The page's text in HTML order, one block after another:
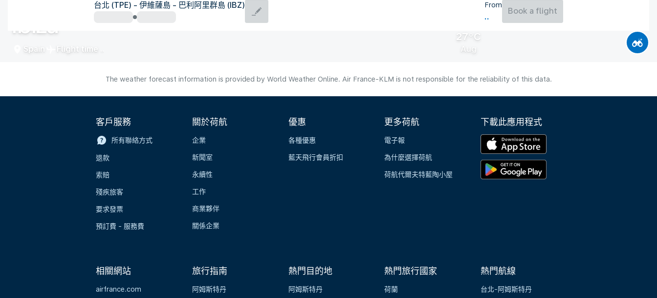
Ibiza
Spain Flight time
27°C
Aug
台北 (TPE) - 伊維薩島 - 巴利阿里群島 (IBZ) From
Book a flight
The weather forecast information is provided by World Weather Online. Air France-KLM is not responsible for the reliability of this data.
客戶服務
所有聯絡方式
退款
索賠
殘疾旅客
要求發票
預訂費 - 服務費
關於荷航
企業
新聞室
永續性
工作
商業夥伴
關係企業
優惠
各種優惠
藍天飛行會員折扣
更多荷航
電子報
為什麼選擇荷航
荷航代爾夫特藍陶小屋
下載此應用程式
相關網站
airfrance.com
旅行指南
阿姆斯特丹
熱門目的地
阿姆斯特丹
熱門旅行國家
荷蘭
熱門航線
台北-阿姆斯特丹